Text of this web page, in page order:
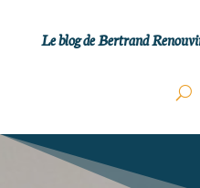
Le blog de Bertrand